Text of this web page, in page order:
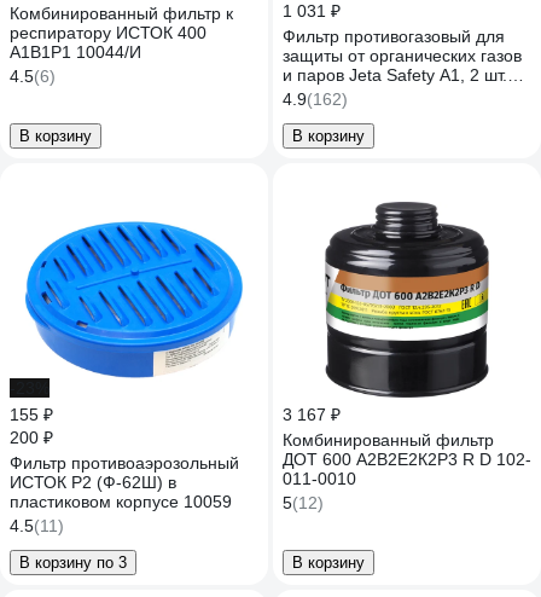
Комбинированный фильтр к
респиратору ИСТОК 400
А1В1Р1 10044/И
4.5(6)
В корзину
1 031 ₽
Фильтр противогазовый для
защиты от органических газов
и паров Jeta Safety А1, 2 шт.
6510
4.9(162)
В корзину
155 ₽
200 ₽
Фильтр противоаэрозольный
ИСТОК Р2 (Ф-62Ш) в
пластиковом корпусе 10059
4.5(11)
В корзину по 3
3 167 ₽
Комбинированный фильтр
ДОТ 600 А2В2Е2К2Р3 R D 102-
011-0010
5(12)
В корзину